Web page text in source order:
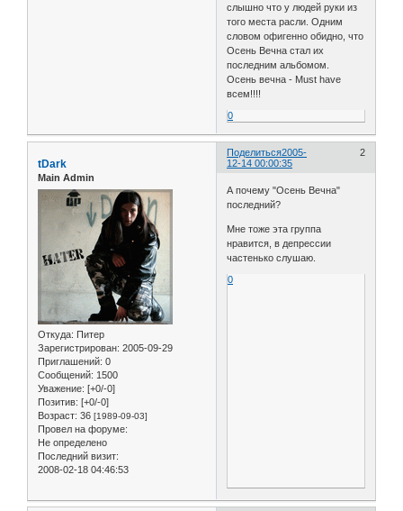
слышно что у людей руки из
того места расли. Одним
словом офигенно обидно, что
Осень Вечна стал их
последним альбомом.
Осень вечна - Must have
всем!!!!
0
Поделиться 2
2005-
12-14 00:00:35
tDark
Main Admin
Откуда: Питер
Зарегистрирован: 2005-09-29
Приглашений: 0
Сообщений: 1500
Уважение: [+0/-0]
Позитив: [+0/-0]
Возраст: 36 [1989-09-03]
Провел на форуме:
Не определено
Последний визит:
2008-02-18 04:46:53
А почему "Осень Вечна"
последний?
Мне тоже эта группа
нравится, в депрессии
частенько слушаю.
0